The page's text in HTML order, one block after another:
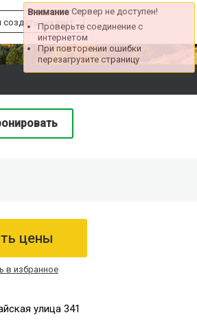
Внимание Сервер не доступен!
Проверьте соединение с
интернетом
При повторении ошибки
перезагрузите страницу
аккаунт
цены
в избранное
улица 341